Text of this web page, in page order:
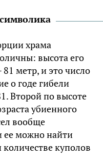
храма
высота его
метр, и это число
о годе гибели
Второй по выcоте
убиенного
вообще
ее можно найти
куполов